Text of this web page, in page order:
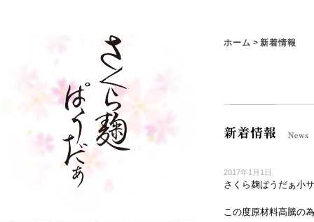
ホーム > 新着情報
2017年1月1日
さくら麹ぱうだぁ小
この度原材料高騰の